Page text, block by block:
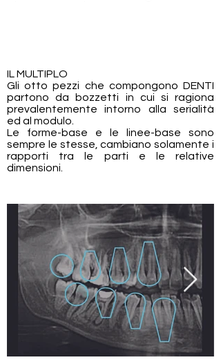
IL MULTIPLO
Gli otto pezzi che compongono DENTI
partono da bozzetti in cui si ragiona
prevalentemente intorno alla serialità
ed al modulo.
Le forme-base e le linee-base sono
sempre le stesse, cambiano solamente i
rapporti tra le parti e le relative
dimensioni.